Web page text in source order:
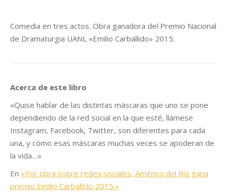
Comedia en tres actos. Obra ganadora del Premio Nacional
de Dramaturgia UANL «Emilio Carballido» 2015.
Acerca de este libro
«Quise hablar de las distintas máscaras que uno se pone
dependiendo de la red social en la que esté, llámese
Instagram, Facebook, Twitter, son diferentes para cada
una, y cómo esas máscaras muchas veces se apoderan de
la vida…»
En «Por obra sobre redes sociales, Américo del Río gana
premio Emilio Carballido 2015.»